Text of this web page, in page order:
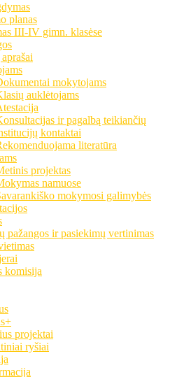
planas
III-IV gimn. klasėse
mokytojams
auklėtojams
ir pagalbą teikiančių
kontaktai
literatūra
projektas
namuose
mokymosi galimybės
pažangos ir pasiekimų vertinimas
komisija
projektai
ryšiai